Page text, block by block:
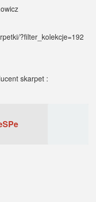
?filter_kolekcje=192
skarpet :